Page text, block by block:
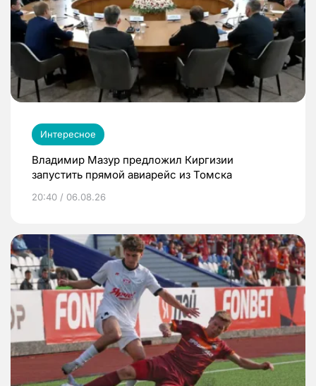
Интересное
Владимир Мазур предложил Киргизии
запустить прямой авиарейс из Томска
20:40 / 06.08.26